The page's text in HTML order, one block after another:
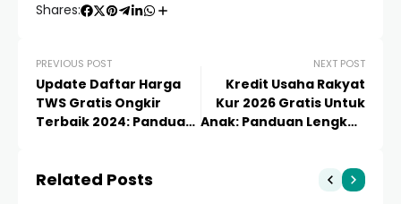
Shares:
PREVIOUS POST
Update Daftar Harga
TWS Gratis Ongkir
Terbaik 2024: Panduan
Berkualitas
NEXT POST
Kredit Usaha Rakyat
Kur 2026 Gratis Untuk
Anak: Panduan Lengkap
Related Posts